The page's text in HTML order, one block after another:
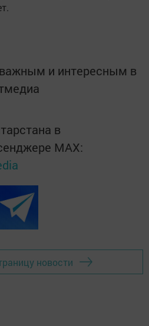
и интересным в
в
MАХ:
новости